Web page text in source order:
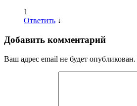
1
Ответить ↓
Добавить комментарий
Ваш адрес email не будет опубликован.